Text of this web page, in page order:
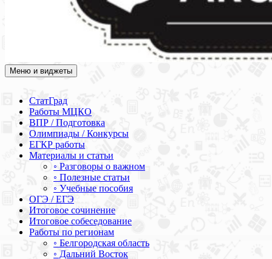
Академия СОВА
Подготовка к ЕГЭ, ОГЭ, ВПР, МЦКО, СтатГрад, КДР, ВОШ,
Меню и виджеты
СтатГрад
Работы МЦКО
ВПР / Подготовка
Олимпиады / Конкурсы
ЕГКР работы
Материалы и статьи
◦ Разговоры о важном
◦ Полезные статьи
◦ Учебные пособия
ОГЭ / ЕГЭ
Итоговое сочинение
Итоговое собеседование
Работы по регионам
◦ Белгородская область
◦ Дальний Восток